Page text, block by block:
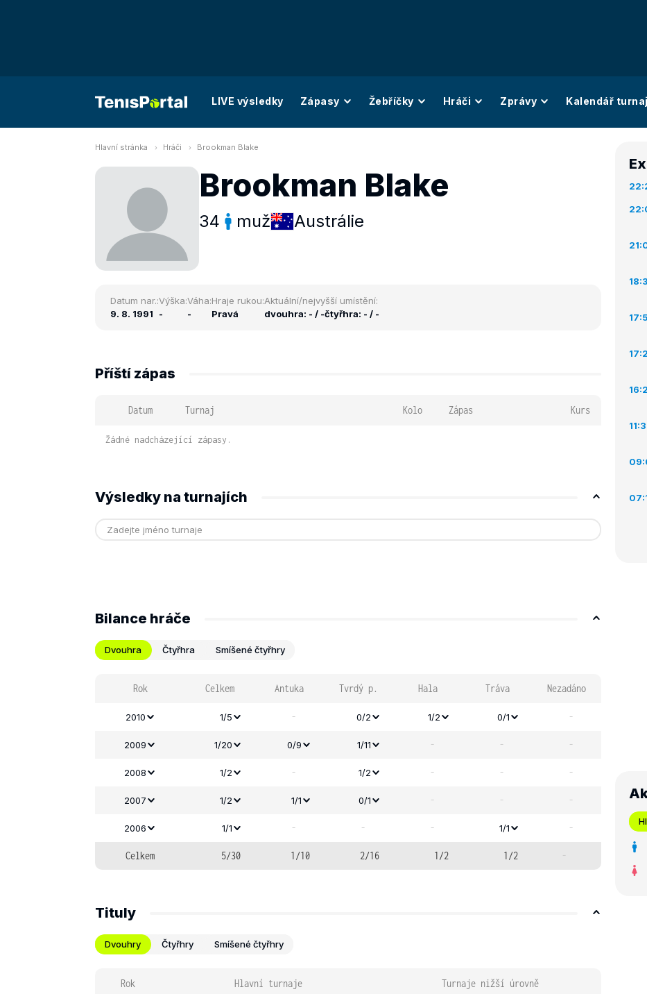
LIVE výsledky Zápasy Žebříčky Hráči Zprávy Kalendář
Hlavní stránka Hráči Brookman Blake
Brookman Blake
34 muž Austrálie
Datum nar.:
9. 8. 1991
Výška:
-
Váha:
-
Hraje rukou:
Pravá
Aktuální/nejvyšší umístění:
dvouhra: - / -čtyřhra: - / -
Příští zápas
Datum Turnaj Kolo Zápas Kurs
Žádné nadcházející zápasy.
Výsledky na turnajích
Bilance hráče
Dvouhra Čtyřhra Smíšené čtyřhry
Rok Celkem Antuka Tvrdý p. Hala Tráva Nezadáno
2010 1/5 - 0/2 1/2 0/1 -
2009 1/20 0/9 1/11 - - -
2008 1/2 - 1/2 - - -
2007 1/2 1/1 0/1 - - -
2006 1/1 - - - 1/1 -
Celkem 5/30 1/10 2/16 1/2 1/2 -
Tituly
Dvouhry Čtyřhry Smíšené čtyřhry
Rok Hlavní turnaje Turnaje nižší úrovně